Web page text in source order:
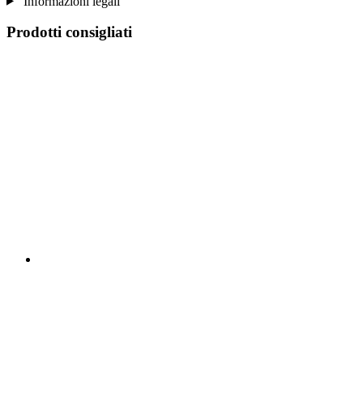
Prodotti consigliati